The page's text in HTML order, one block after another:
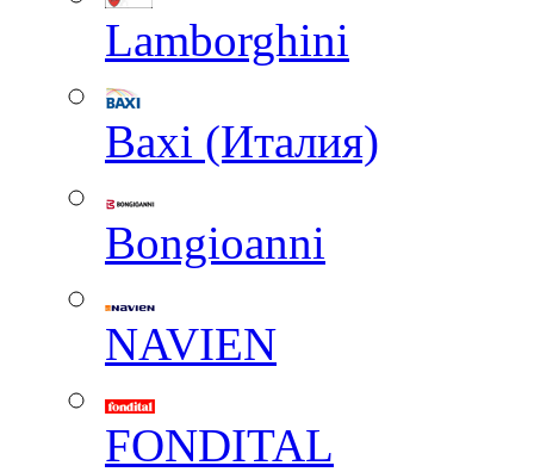
Lamborghini
Baxi (Италия)
Вongioanni
NAVIEN
FONDITAL